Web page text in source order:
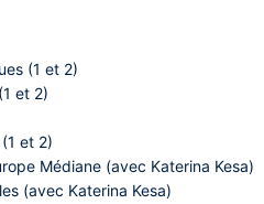
(1 et 2)
et 2)
et 2)
Médiane (avec Katerina Kesa)
(avec Katerina Kesa)